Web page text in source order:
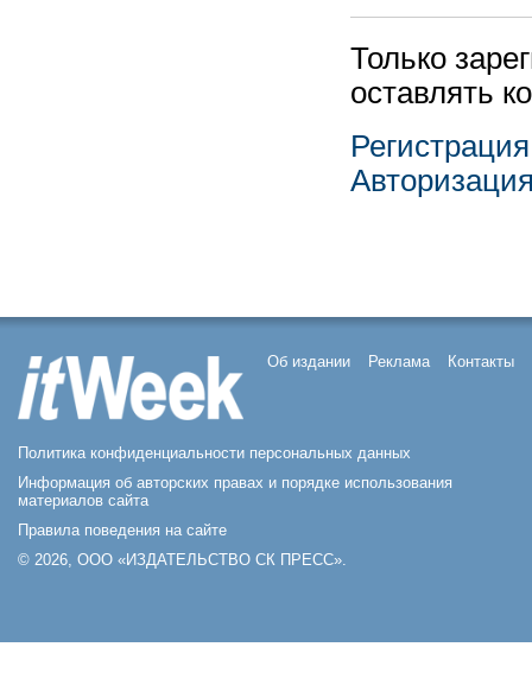
Только
оставлять
Регистрация
Об издании Реклама Контакты
Политика конфиденциальности персональных данных
Информация об авторских правах и порядке использования
материалов сайта
Правила поведения на сайте
© 2026, ООО «ИЗДАТЕЛЬСТВО СК ПРЕСС».